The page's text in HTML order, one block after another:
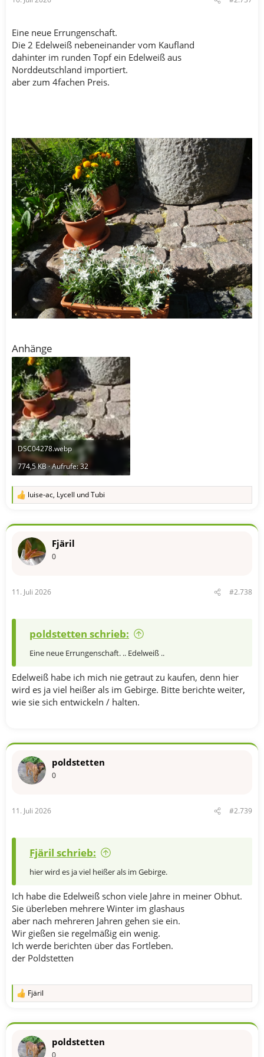
Eine neue Errungenschaft.
Die 2 Edelweiß nebeneinander vom Kaufland
dahinter im runden Topf ein Edelweiß aus
Norddeutschland importiert.
aber zum 4fachen Preis.
Anhänge
DSC04278.webp
774,5 KB · Aufrufe: 32
R
k
o
:
luise-ac, Lycell undTubi
Fjäril
0
11. Juli 2026 #2.738
poldstetten schrieb:
Eine neue Errungenschaft. .. Edelweiß ..
Edelweiß habe ich mich nie getraut zu kaufen, denn hier
wird es ja viel heißer als im Gebirge. Bitte berichte weiter,
wie sie sich entwickeln / halten.
poldstetten
0
11. Juli 2026 #2.739
Fjäril schrieb:
hier wird es ja viel heißer als im Gebirge.
Ich habe die Edelweiß schon viele Jahre in meiner Obhut.
Sie überleben mehrere Winter im glashaus
aber nach mehreren Jahren gehen sie ein.
Wir gießen sie regelmäßig ein wenig.
Ich werde berichten über das Fortleben.
der Poldstetten
R
k
o
Fjäril
poldstetten
0